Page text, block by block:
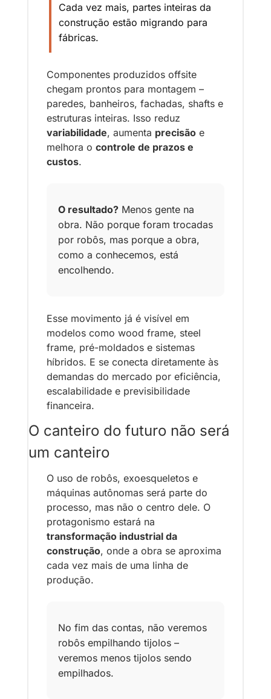
Cada vez mais, partes inteiras da
construção estão migrando para
fábricas.
Componentes produzidos offsite
chegam prontos para montagem –
paredes, banheiros, fachadas, shafts e
variabilidade, aumenta precisão e
melhora o controle de prazos e
custos.
O resultado? Menos gente na
obra. Não porque foram trocadas
por robôs, mas porque a obra,
como a conhecemos, está
encolhendo.
Esse movimento já é visível em
modelos como wood frame, steel
frame, pré-moldados e sistemas
híbridos. E se conecta diretamente às
demandas do mercado por eficiência,
escalabilidade e previsibilidade
financeira.
O canteiro do futuro não será
um canteiro
O uso de robôs, exoesqueletos e
máquinas autônomas será parte do
processo, mas não o centro dele. O
transformação industrial da
construção, onde a obra se aproxima
cada vez mais de uma linha de
produção.
No fim das contas, não veremos
robôs empilhando tijolos –
veremos menos tijolos sendo
empilhados.